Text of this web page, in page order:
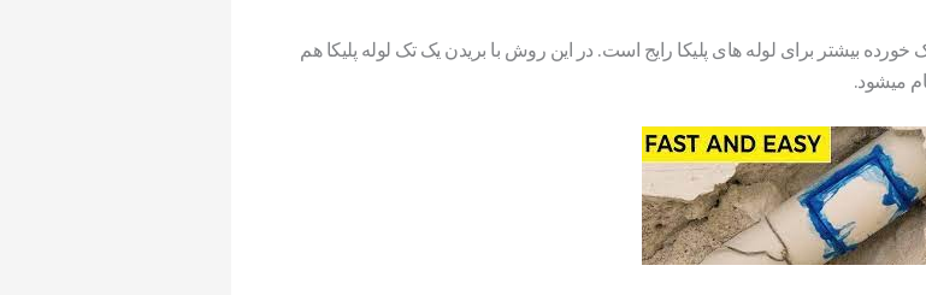
بیشتر برای لوله های پلیکا رایج است. در این روش با بریدن یک تک لوله پلیکا هم
میشود.